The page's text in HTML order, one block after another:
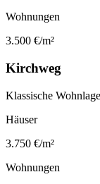
Wohnungen
3.500 €/m²
Kirchweg
Klassische
Häuser
3.750 €/m²
Wohnungen